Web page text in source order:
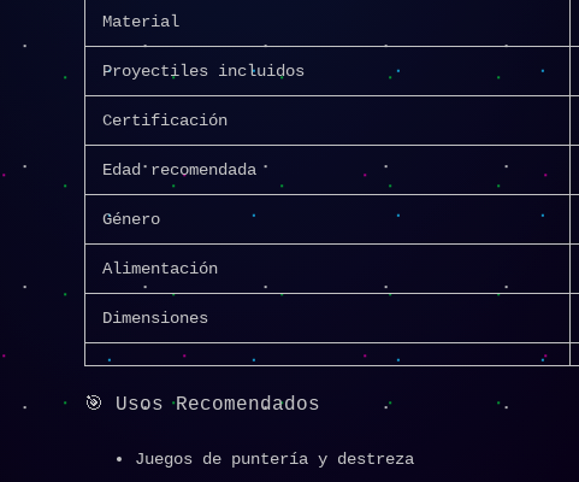
Material
Proyectiles incluidos
Certificación
Edad recomendada
Género
Alimentación
Dimensiones
🎯 Usos Recomendados
Juegos de puntería y destreza